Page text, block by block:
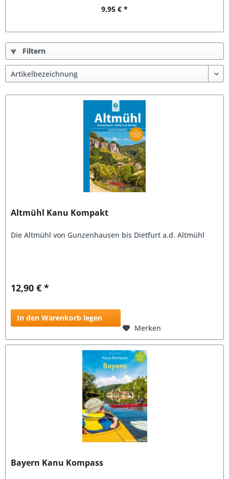
9,95 € *
Filtern
Altmühl Kanu Kompakt
Die Altmühl von Gunzenhausen bis Dietfurt a.d. Altmühl
12,90 € *
In den Warenkorb legen
Merken
Bayern Kanu Kompass